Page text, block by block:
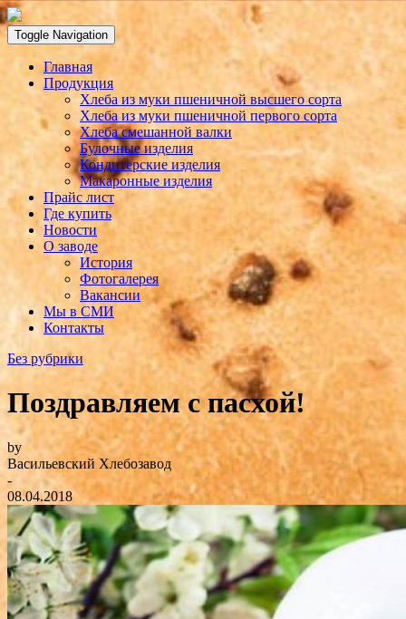
Toggle Navigation
Главная
Продукция
Хлеба из муки пшеничной высшего сорта
Хлеба из муки пшеничной первого сорта
Хлеба смешанной валки
Булочные изделия
Кондитерские изделия
Макаронные изделия
Прайс лист
Где купить
Новости
О заводе
История
Фотогалерея
Вакансии
Мы в СМИ
Контакты
Без рубрики
Поздравляем с пасхой!
by
Васильевский Хлебозавод
-
08.04.2018